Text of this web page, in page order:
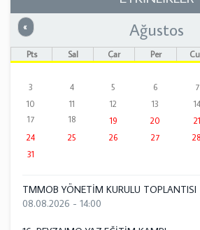
« Önceki Ağustos
Pts Sal Çar Per
3
4 5 6 7
10
11 12 13 14
17
18 19 20 21
24
25 26 27 28
31
TMMOB YÖNETİM KURULU TOPLANTISI
08.08.2026 - 14:00